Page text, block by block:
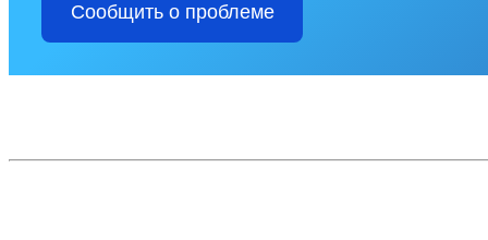
Сообщить о проблеме